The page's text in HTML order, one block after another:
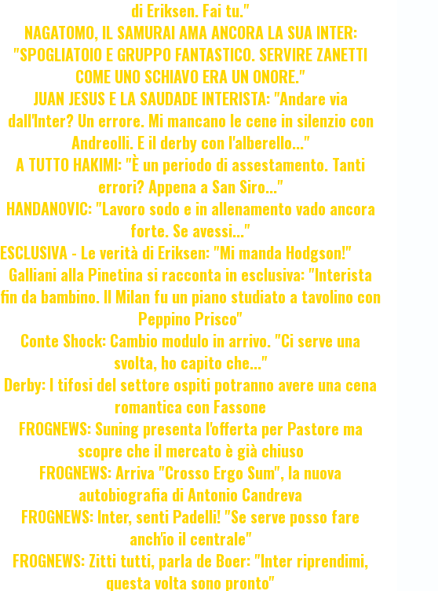
di Eriksen. Fai tu."
NAGATOMO, IL SAMURAI AMA ANCORA LA SUA INTER:
"SPOGLIATOIO E GRUPPO FANTASTICO. SERVIRE ZANETTI
COME UNO SCHIAVO ERA UN ONORE."
JUAN JESUS E LA SAUDADE INTERISTA: "Andare via
dall'Inter? Un errore. Mi mancano le cene in silenzio con
Andreolli. E il derby con l'alberello..."
A TUTTO HAKIMI: "È un periodo di assestamento. Tanti
errori? Appena a San Siro..."
HANDANOVIC: "Lavoro sodo e in allenamento vado ancora
forte. Se avessi..."
ESCLUSIVA - Le verità di Eriksen: "Mi manda Hodgson!"
Galliani alla Pinetina si racconta in esclusiva: "Interista
fin da bambino. Il Milan fu un piano studiato a tavolino con
Peppino Prisco"
Conte Shock: Cambio modulo in arrivo. "Ci serve una
svolta, ho capito che..."
Derby: I tifosi del settore ospiti potranno avere una cena
romantica con Fassone
FROGNEWS: Suning presenta l'offerta per Pastore ma
scopre che il mercato è già chiuso
FROGNEWS: Arriva "Crosso Ergo Sum", la nuova
autobiografia di Antonio Candreva
FROGNEWS: Inter, senti Padelli! "Se serve posso fare
anch'io il centrale"
FROGNEWS: Zitti tutti, parla de Boer: "Inter riprendimi,
questa volta sono pronto"